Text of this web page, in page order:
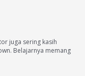
juga sering kasih
Belajarnya memang